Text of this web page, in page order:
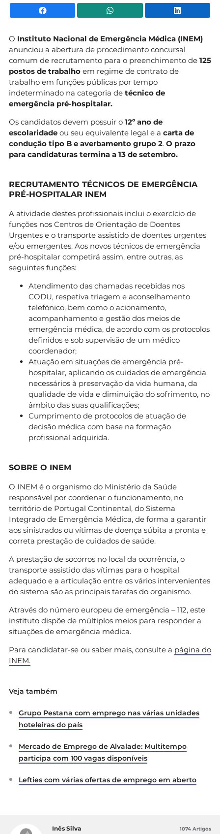
Facebook WhatsApp
O Instituto Nacional de Emergência Médica (INEM)
anunciou a abertura de procedimento concursal
comum de recrutamento para o preenchimento de 125
postos de trabalho em regime de contrato de
trabalho em funções públicas por tempo
indeterminado na categoria de técnico de
emergência pré-hospitalar.
Os candidatos devem possuir o 12º ano de
escolaridade ou seu equivalente legal e a carta de
condução tipo B e averbamento grupo 2. O prazo
para candidaturas termina a 13 de setembro.
RECRUTAMENTO TÉCNICOS DE EMERGÊNCIA
PRÉ-HOSPITALAR INEM
A atividade destes profissionais inclui o exercício de
funções nos Centros de Orientação de Doentes
Urgentes e o transporte assistido de doentes urgentes
e/ou emergentes. Aos novos técnicos de emergência
pré-hospitalar competirá assim, entre outras, as
seguintes funções:
Atendimento das chamadas recebidas nos
CODU, respetiva triagem e aconselhamento
telefónico, bem como o acionamento,
acompanhamento e gestão dos meios de
emergência médica, de acordo com os protocolos
definidos e sob supervisão de um médico
coordenador;
Atuação em situações de emergência pré-
hospitalar, aplicando os cuidados de emergência
necessários à preservação da vida humana, da
qualidade de vida e diminuição do sofrimento, no
âmbito das suas qualificações;
Cumprimento de protocolos de atuação de
decisão médica com base na formação
profissional adquirida.
SOBRE O INEM
O INEM é o organismo do Ministério da Saúde
responsável por coordenar o funcionamento, no
território de Portugal Continental, do Sistema
Integrado de Emergência Médica, de forma a garantir
aos sinistrados ou vítimas de doença súbita a pronta e
correta prestação de cuidados de saúde.
A prestação de socorros no local da ocorrência, o
transporte assistido das vítimas para o hospital
adequado e a articulação entre os vários intervenientes
do sistema são as principais tarefas do organismo.
Através do número europeu de emergência – 112, este
instituto dispõe de múltiplos meios para responder a
situações de emergência médica.
Para candidatar-se ou saber mais, consulte a página do
INEM.
Veja também
Grupo Pestana com emprego nas várias unidades
hoteleiras do país
Mercado de Emprego de Alvalade: Multitempo
participa com 100 vagas disponíveis
Lefties com várias ofertas de emprego em aberto
Inês Silva 1074 Artigos